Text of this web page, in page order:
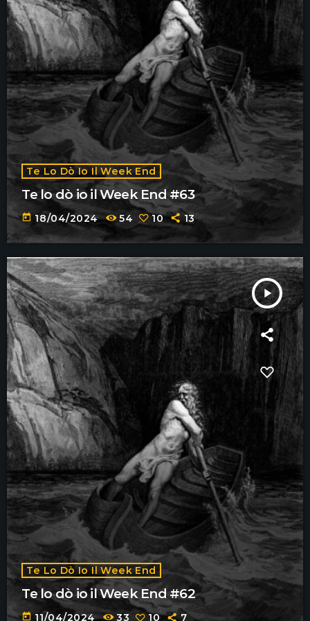
Te Lo Dò Io Il Week End
Te lo dò io il Week End #63
today 18/04/2024 54 10 13
play_arrow
Te Lo Dò Io Il Week End
Te lo dò io il Week End #62
today 11/04/2024 33 10 7